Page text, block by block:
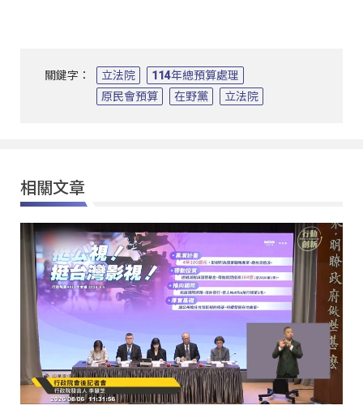
關鍵字： 立法院
114年總預算處理
原民會預算
在野黨 立法院
相關文章